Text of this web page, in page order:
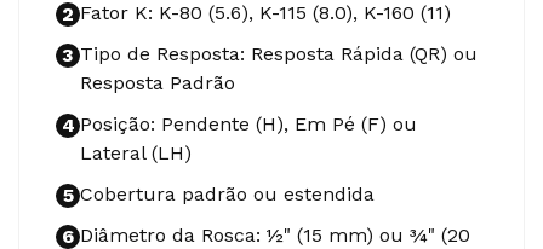
2 Fator K: K-80 (5.6), K-115 (8.0), K-160 (11)
3 Tipo de Resposta: Resposta Rápida (QR) ou
Resposta Padrão
4 Posição: Pendente (H), Em Pé (F) ou
Lateral (LH)
5 Cobertura padrão ou estendida
6 Diâmetro da Rosca: ½" (15 mm) ou ¾" (20